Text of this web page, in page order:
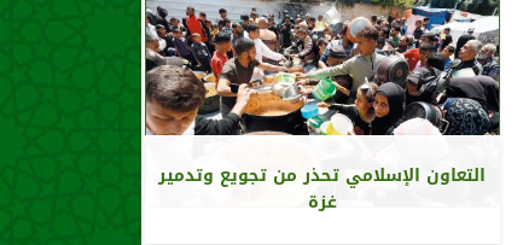
التعاون الإسلامي تحذر من تجويع وتدمير
غزة